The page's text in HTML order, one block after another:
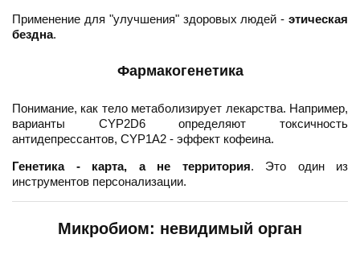
Применение для "улучшения" здоровых людей - этическая
бездна.
Фармакогенетика
Понимание, как тело метаболизирует лекарства. Например,
варианты CYP2D6 определяют токсичность
антидепрессантов, CYP1A2 - эффект кофеина.
Генетика - карта, а не территория. Это один из
инструментов персонализации.
Микробиом: невидимый орган